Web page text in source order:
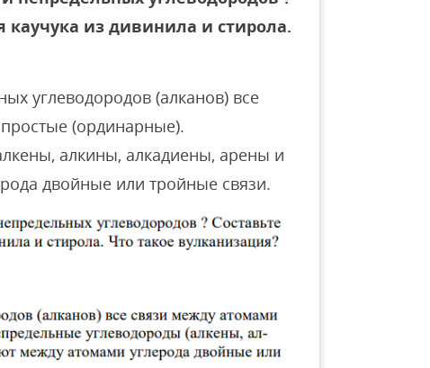
каучука из дивинила и стирола.
углеводородов (алканов) все
(ординарные).
алкины, алкадиены, арены и
двойные или тройные связи.